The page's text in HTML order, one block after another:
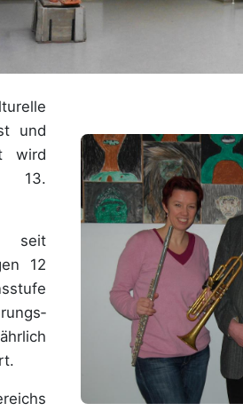
und
wird
13.
seit
12